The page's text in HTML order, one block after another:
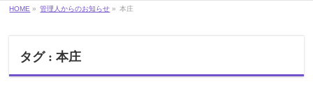
HOME » 管理人からのお知らせ » 本庄
タグ : 本庄